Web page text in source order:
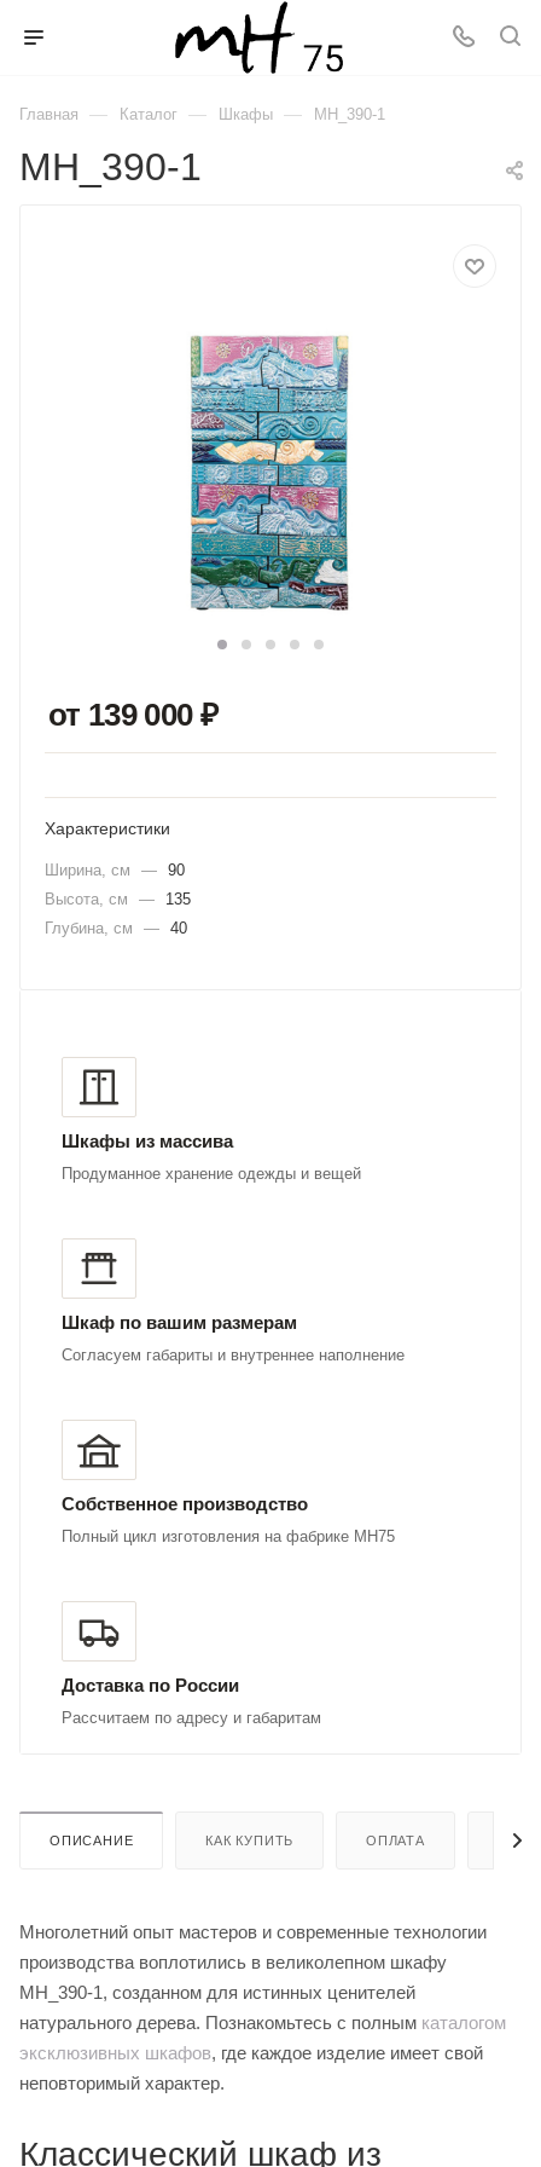
Главная — Каталог — Шкафы — MH_390-1
MH_390-1
от 139 000₽
Характеристики
Ширина, см — 90
Высота, см
—
135
Глубина, см
— 40
Шкафы из массива
Продуманное хранение одежды и вещей
Шкаф по вашим размерам
Согласуем габариты и внутреннее наполнение
Собственное производство
Полный цикл изготовления на фабрике MH75
Доставка по России
Рассчитаем по адресу и габаритам
ОПИСАНИЕ КАК КУПИТЬ ОПЛАТА
Многолетний опыт мастеров и современные технологии
производства воплотились в великолепном шкафу
MH_390-1, созданном для истинных ценителей
натурального дерева. Познакомьтесь с полным каталогом
эксклюзивных шкафов, где каждое изделие имеет свой
неповторимый характер.
Классический шкаф из